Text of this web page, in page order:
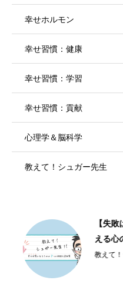
幸せホルモン
幸せ習慣：健康
幸せ習慣：学習
幸せ習慣：貢献
心理学＆脳科学
教えて！シュガー先生
【失敗は
える心の
教えて！シ